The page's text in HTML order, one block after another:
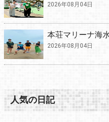
2026年08月04日
本荘マリーナ海
2026年08月04日
人気の日記